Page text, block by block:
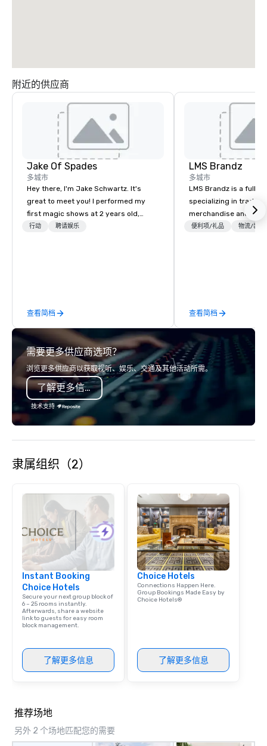
附近的供应商
Jake Of Spades
多城市
Hey there, I'm Jake Schwartz. It's
great to meet you! I performed my
first magic shows at 2 years old,
making my food “disappear” for my
magic. Suddenly, people weren’t
made to be the FOOL, they were PART
of a STORY. | Since then, I've won
international awards, appeared on
television over 70 times, performed in
3 World Tours with the most viral
sports team on the planet as The
Savannah Bananas’ Magician First
Base Coach, and subsequently
launched my very own theater tour -
"The Game Changing Magic Tour: The
Fans." | This personable, up-beat, and
fortune-500, mom-and-pop
businesses, new start-ups, Major
League sports teams, World-Series
Champions, A-List celebrities, and
private groups across the country
break down walls, get to know each
other, and create LASTING memories
through magic. | If you're looking for a
personable, engaging, and mind
blowing experience for your group -
send me/my team a message!
行动 聘请娱乐
查看简档
LMS Brandz
多城市
LMS Brandz is a full-
specializing in trade
merchandise and
booth giveaways and
years of industry
commitment to
service set us apart.
smart, reliable
make the end-user
seamless from start to
便利项/礼品 物流/装饰
查看简档
需要更多供应商选项？
浏览更多供应商以获取视听、娱乐、交通及其他活动所需。
了解更多信息
技术支持
隶属组织（2）
Instant Booking
Choice Hotels
Secure your next group block of
6 – 25 rooms instantly.
Afterwards, share a website
link to guests for easy room
block management.
了解更多信息
Choice Hotels
Connections Happen Here.
Group Bookings Made Easy by
Choice Hotels®
了解更多信息
推荐场地
另外 2 个场地匹配您的需要